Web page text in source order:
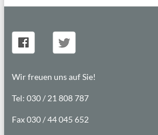
Wir freuen uns auf Sie!
Tel: 030 / 21 808 787
Fax 030 / 44 045 652